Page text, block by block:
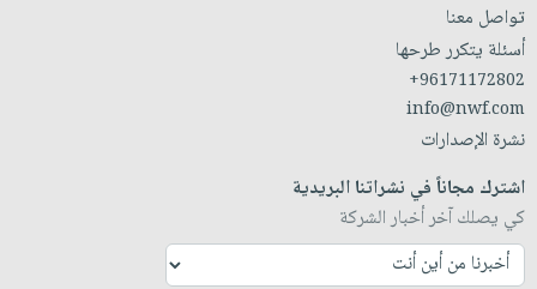
تواصل معنا
أسئلة يتكرر طرحها
+96171172802
info@nwf.com
نشرة الإصدارات
اشترك مجاناً في نشراتنا البريدية
كي يصلك آخر أخبار الشركة